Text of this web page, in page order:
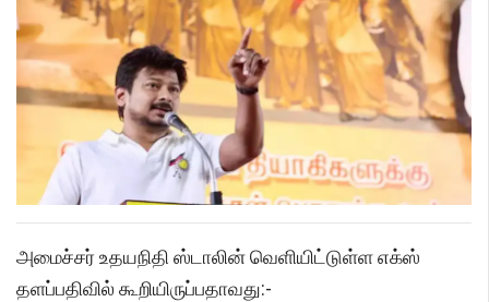
அமைச்சர் உதயநிதி ஸ்டாலின் வெளியிட்டுள்ள எக்ஸ்
தளப்பதிவில் கூறியிருப்பதாவது:-